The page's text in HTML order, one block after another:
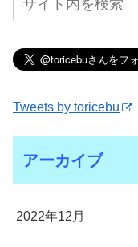
Tweets by toricebu
アーカイブ
2022年12月